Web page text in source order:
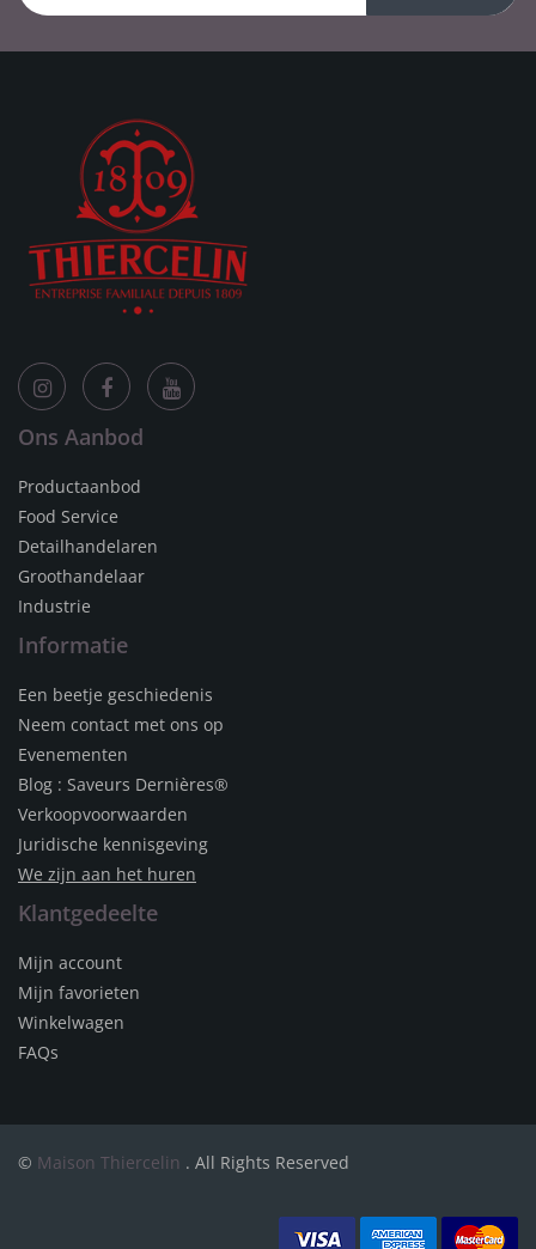
Ons Aanbod
Productaanbod
Food Service
Detailhandelaren
Groothandelaar
Industrie
Informatie
Een beetje geschiedenis
Neem contact met ons op
Evenementen
Blog : Saveurs Dernières®
Verkoopvoorwaarden
Juridische kennisgeving
We zijn aan het huren
Klantgedeelte
Mijn account
Mijn favorieten
Winkelwagen
FAQs
© Maison Thiercelin . All Rights Reserved